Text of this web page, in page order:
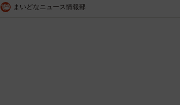
まいどなニュース情報部